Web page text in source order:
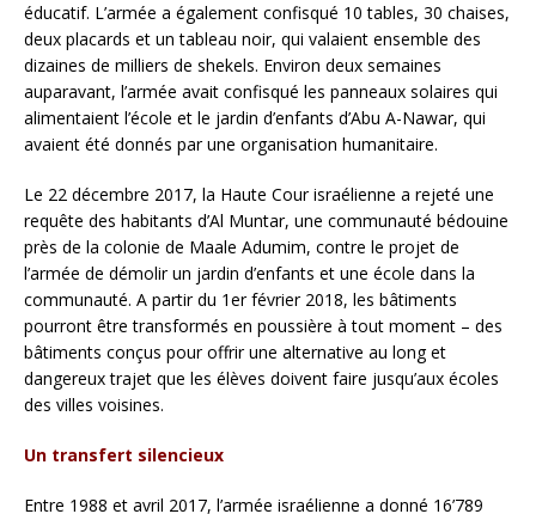
éducatif. L’armée a également confisqué 10 tables, 30 chaises,
deux placards et un tableau noir, qui valaient ensemble des
dizaines de milliers de shekels. Environ deux semaines
auparavant, l’armée avait confisqué les panneaux solaires qui
alimentaient l’école et le jardin d’enfants d’Abu A-Nawar, qui
avaient été donnés par une organisation humanitaire.
Le 22 décembre 2017, la Haute Cour israélienne a rejeté une
requête des habitants d’Al Muntar, une communauté bédouine
près de la colonie de Maale Adumim, contre le projet de
l’armée de démolir un jardin d’enfants et une école dans la
communauté. A partir du 1er février 2018, les bâtiments
pourront être transformés en poussière à tout moment – des
bâtiments conçus pour offrir une alternative au long et
dangereux trajet que les élèves doivent faire jusqu’aux écoles
des villes voisines.
Un transfert silencieux
Entre 1988 et avril 2017, l’armée israélienne a donné 16’789